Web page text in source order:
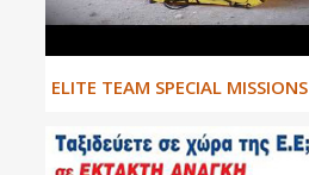
ΕLITE TEAM SPECIAL MISSIONS